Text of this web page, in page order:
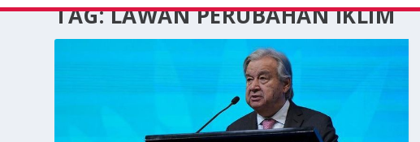
TAG:LAWAN PERUBAHAN IKLIM